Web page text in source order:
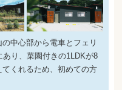
中心部から電車とフェリ
り、菜園付きの1LDKが8
くれるため、初めての方